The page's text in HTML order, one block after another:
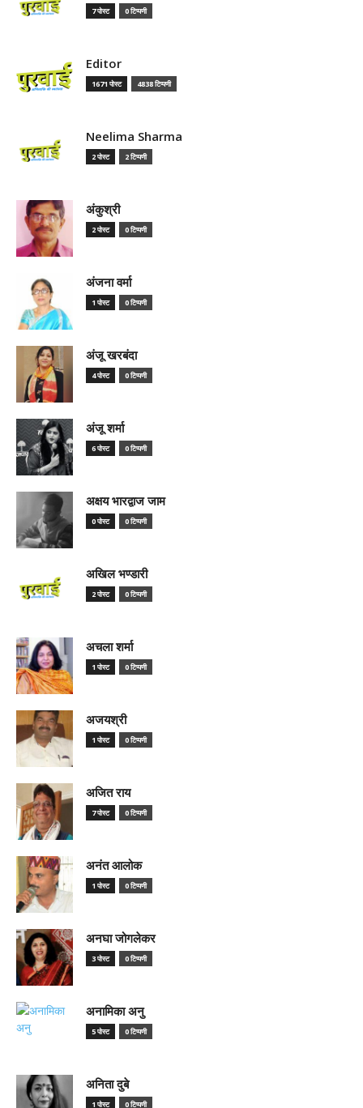
7 पोस्ट 0 टिप्पणी
Editor
1671 पोस्ट 4838 टिप्पणी
Neelima Sharma
2 पोस्ट 2 टिप्पणी
अंकुश्री
2 पोस्ट 0 टिप्पणी
अंजना वर्मा
1 पोस्ट 0 टिप्पणी
अंजू खरबंदा
4 पोस्ट 0 टिप्पणी
अंजू शर्मा
6 पोस्ट 0 टिप्पणी
अक्षय भारद्वाज जाम
0 पोस्ट 0 टिप्पणी
अखिल भण्डारी
2 पोस्ट 0 टिप्पणी
अचला शर्मा
1 पोस्ट 0 टिप्पणी
अजयश्री
1 पोस्ट 0 टिप्पणी
अजित राय
7 पोस्ट 0 टिप्पणी
अनंत आलोक
1 पोस्ट 0 टिप्पणी
अनघा जोगलेकर
3 पोस्ट 0 टिप्पणी
अनामिका अनु
5 पोस्ट 0 टिप्पणी
अनिता दुबे
1 पोस्ट 0 टिप्पणी